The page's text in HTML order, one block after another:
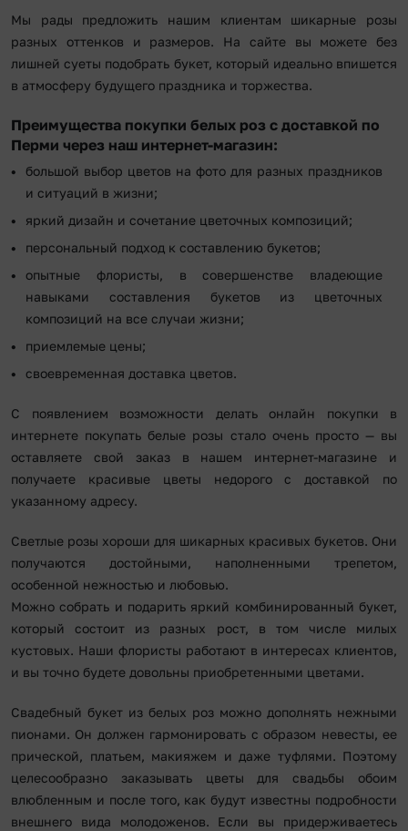
Мы рады предложить нашим клиентам шикарные розы
разных оттенков и размеров. На сайте вы можете без
лишней суеты подобрать букет, который идеально впишется
в атмосферу будущего праздника и торжества.
Преимущества покупки белых роз с доставкой по
Перми через наш интернет-магазин:
большой выбор цветов на фото для разных праздников
и ситуаций в жизни;
яркий дизайн и сочетание цветочных композиций;
персональный подход к составлению букетов;
опытные флористы, в совершенстве владеющие
навыками составления букетов из цветочных
композиций на все случаи жизни;
приемлемые цены;
своевременная доставка цветов.
С появлением возможности делать онлайн покупки в
интернете покупать белые розы стало очень просто — вы
оставляете свой заказ в нашем интернет-магазине и
получаете красивые цветы недорого с доставкой по
указанному адресу.
Светлые розы хороши для шикарных красивых букетов. Они
получаются достойными, наполненными трепетом,
особенной нежностью и любовью.
Можно собрать и подарить яркий комбинированный букет,
который состоит из разных рост, в том числе милых
кустовых. Наши флористы работают в интересах клиентов,
и вы точно будете довольны приобретенными цветами.
Свадебный букет из белых роз можно дополнять нежными
пионами. Он должен гармонировать с образом невесты, ее
прической, платьем, макияжем и даже туфлями. Поэтому
целесообразно заказывать цветы для свадьбы обоим
влюбленным и после того, как будут известны подробности
внешнего вида молодоженов. Если вы придерживаетесь